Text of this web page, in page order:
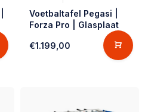
Voetbaltafel Pegasi |
Forza Pro | Glasplaat
€1.199,00